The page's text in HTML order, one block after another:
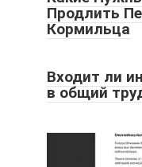
Продлить
Кормильца
Входит ли
в общий